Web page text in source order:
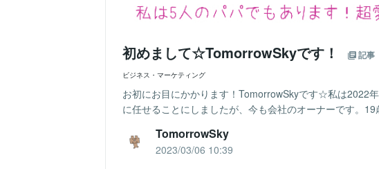
初めまして☆TomorrowSkyです！ 記事
ビジネス・マーケティング
お初にお目にかかります！TomorrowSkyです☆私は2022
に任せることにしましたが、今も会社のオーナーです。
TomorrowSky
2023/03/06 10:39